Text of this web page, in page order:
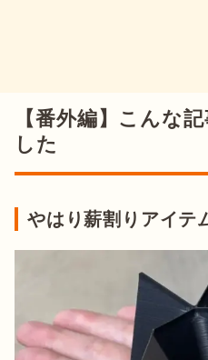
【番外編】こんな
した
やはり薪割りアイテ